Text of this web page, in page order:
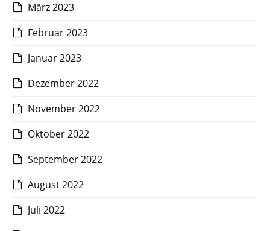
März 2023
Februar 2023
Januar 2023
Dezember 2022
November 2022
Oktober 2022
September 2022
August 2022
Juli 2022